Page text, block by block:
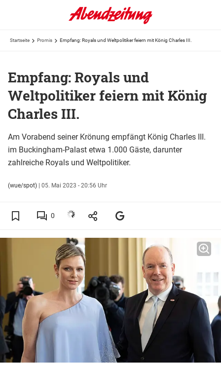
Startseite Promis Empfang: Royals und Weltpolitiker feiern mit König Charles III.
Empfang: Royals und
Weltpolitiker feiern mit König
Charles III.
Am Vorabend seiner Krönung empfängt König Charles III.
im Buckingham-Palast etwa 1.000 Gäste, darunter
zahlreiche Royals und Weltpolitiker.
(wue/spot) | 05. Mai 2023 - 20:56 Uhr
0